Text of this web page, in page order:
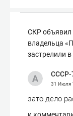
СКР объявил
владельца
застрелили
СССР-
31 Июля
зато дело